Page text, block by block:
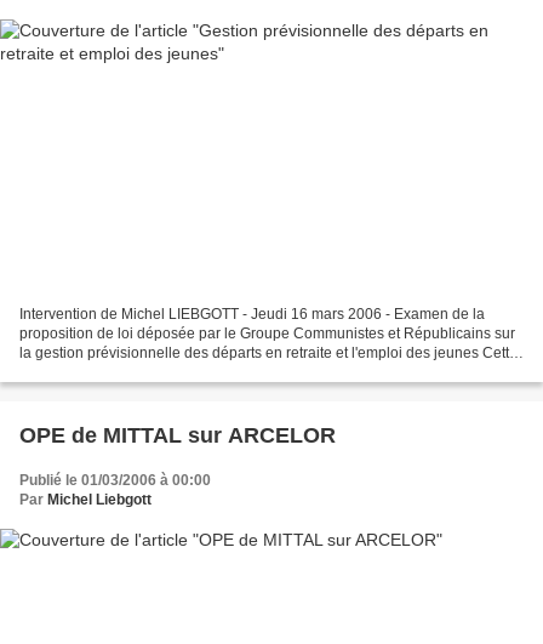
Intervention de Michel LIEBGOTT - Jeudi 16 mars 2006 - Examen de la
proposition de loi déposée par le Groupe Communistes et Républicains sur
la gestion prévisionnelle des départs en retraite et l'emploi des jeunes Cette
OPE de MITTAL sur ARCELOR
Publié le 01/03/2006 à 00:00
Par Michel Liebgott